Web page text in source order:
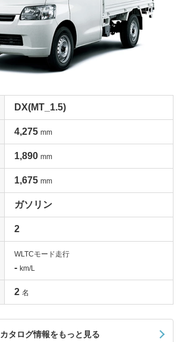
DX(MT_1.5)
4,275 mm
1,890 mm
1,675 mm
ガソリン
2
WLTCモード走行
- km/L
2 名
カタログ情報をもっと見る